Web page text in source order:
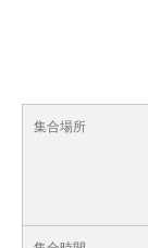
集合場所